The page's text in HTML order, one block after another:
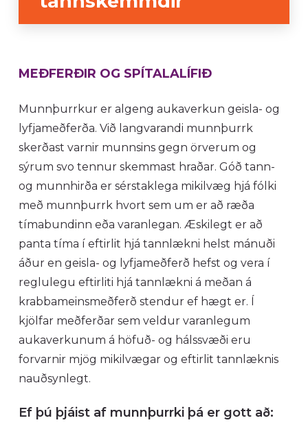
MEÐFERÐIR OG SPÍTALALÍFIÐ
Munnþurrkur er algeng aukaverkun geisla- og
lyfjameðferða. Við langvarandi munnþurrk
skerðast varnir munnsins gegn örverum og
sýrum svo tennur skemmast hraðar. Góð tann-
og munnhirða er sérstaklega mikilvæg hjá fólki
með munnþurrk hvort sem um er að ræða
tímabundinn eða varanlegan. Æskilegt er að
panta tíma í eftirlit hjá tannlækni helst mánuði
áður en geisla- og lyfjameðferð hefst og vera í
reglulegu eftirliti hjá tannlækni á meðan á
krabbameinsmeðferð stendur ef hægt er. Í
kjölfar meðferðar sem veldur varanlegum
aukaverkunum á höfuð- og hálssvæði eru
forvarnir mjög mikilvægar og eftirlit tannlæknis
nauðsynlegt.
Ef þú þjáist af munnþurrki þá er gott að: